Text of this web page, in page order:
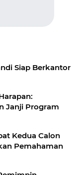
Siap Berkantor
Janji Program
Kedua Calon
Pemahaman